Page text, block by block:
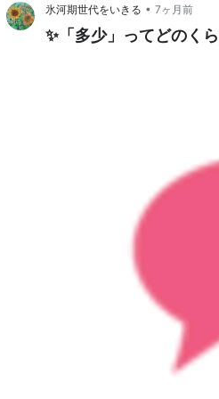
氷河期世代をいきる • 7ヶ月前
✨「多少」ってどのく